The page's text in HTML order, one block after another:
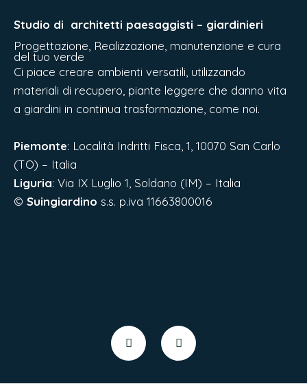
Studio di architetti paesaggisti – giardinieri
Progettazione, Realizzazione, manutenzione e cura
del tuo verde
Ci piace creare ambienti versatili, utilizzando
materiali di recupero, piante leggere che danno vita
a giardini in continua trasformazione, come noi.
Piemonte: Località Indritti Fisca, 1, 10070 San Carlo
(TO) – Italia
Liguria: Via IX Luglio 1, Soldano (IM) – Italia
© Suingiardino s.s. p.iva 11663800016